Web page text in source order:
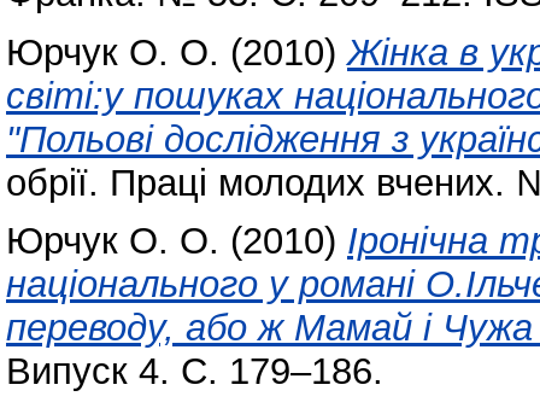
Юрчук О. О. (2010) Жінка в
світі:у пошуках
"Польові дослідження з
обрії. Праці молодих
Юрчук О. О. (2010) Іронічна
національного у романі
переводу, або ж Мамай і
Випуск 4. С. 179–186.